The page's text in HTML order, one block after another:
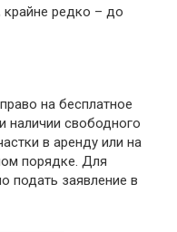
крайне редко – до
на бесплатное
наличии свободного
в аренду или на
порядке. Для
подать заявление в